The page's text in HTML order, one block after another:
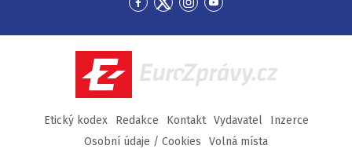
Přejít
Facebook
Přejít
Twitter
Přejít
Instagram
Přejít
YouTube
EuroZprávy.cz
Etický kodex Redakce Kontakt Vydavatel
Inzerce
Osobní údaje / Cookies
Volná místa